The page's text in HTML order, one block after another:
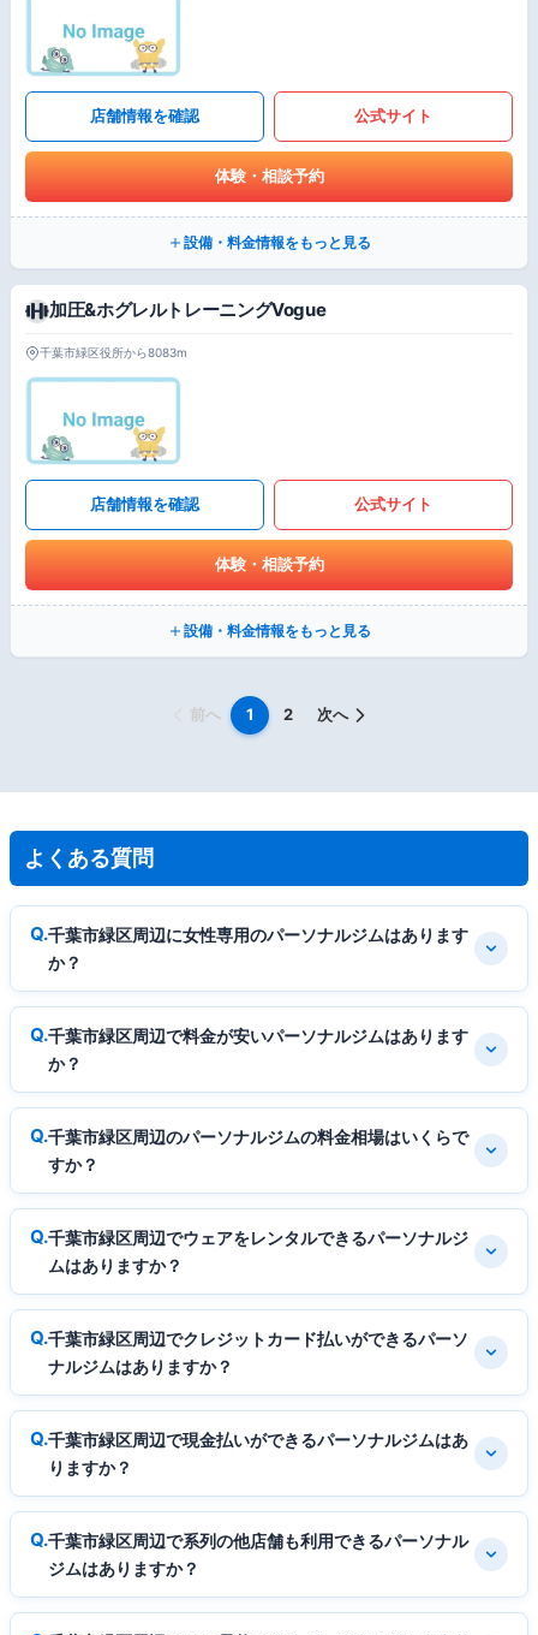
店舗情報を確認 公式サイト
体験・相談予約
設備・料金情報をもっと見る
加圧&ホグレルトレーニングVogue
千葉市緑区役所から8083m
店舗情報を確認 公式サイト
体験・相談予約
設備・料金情報をもっと見る
前へ 1 2 次へ
よくある質問
千葉市緑区周辺に女性専用のパーソナルジムはあります
か？
千葉市緑区周辺で料金が安いパーソナルジムはあります
か？
千葉市緑区周辺のパーソナルジムの料金相場はいくらで
すか？
千葉市緑区周辺でウェアをレンタルできるパーソナルジ
ムはありますか？
千葉市緑区周辺でクレジットカード払いができるパーソ
ナルジムはありますか？
千葉市緑区周辺で現金払いができるパーソナルジムはあ
りますか？
千葉市緑区周辺で系列の他店舗も利用できるパーソナル
ジムはありますか？